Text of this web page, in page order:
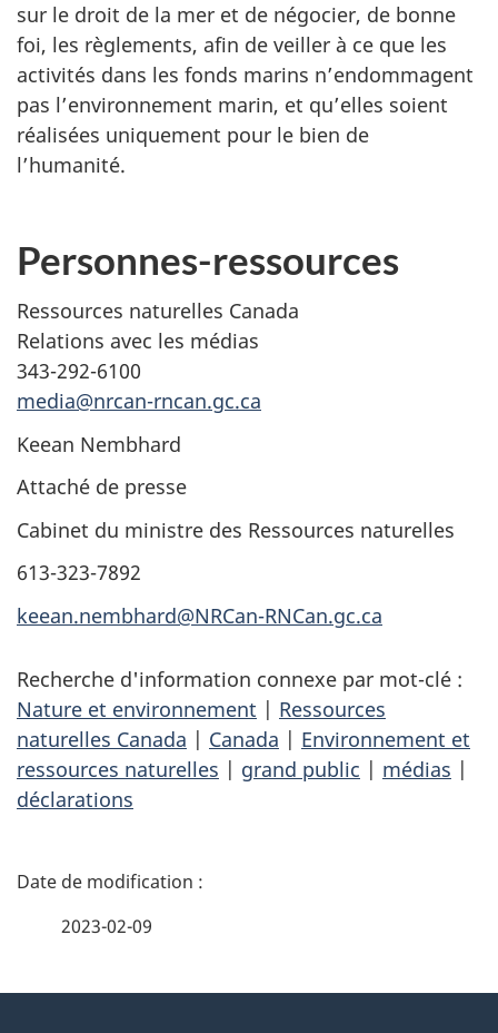
sur le droit de la mer et de négocier, de bonne
foi, les règlements, afin de veiller à ce que les
activités dans les fonds marins n’endommagent
pas l’environnement marin, et qu’elles soient
réalisées uniquement pour le bien de
l’humanité.
Personnes-ressources
Ressources naturelles Canada
Relations avec les médias
343-292-6100
media@nrcan-rncan.gc.ca
Keean Nembhard
Attaché de presse
Cabinet du ministre des Ressources naturelles
613-323-7892
keean.nembhard@NRCan-RNCan.gc.ca
Recherche d'information connexe par mot-clé :
Nature et environnement | Ressources
naturelles Canada | Canada | Environnement et
ressources naturelles | grand public | médias |
déclarations
D
2023-02-09